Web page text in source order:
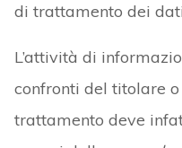
di trattamento dei
L’attività di
confronti del titolare
trattamento deve